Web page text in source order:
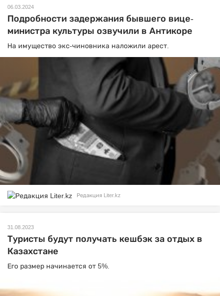
06.03.2024
Подробности задержания бывшего вице-
министра культуры озвучили в Антикоре
На имущество экс-чиновника наложили арест.
Редакция Liter.kz
31.08.2023
Туристы будут получать кешбэк за отдых в
Казахстане
Его размер начинается от 5%.